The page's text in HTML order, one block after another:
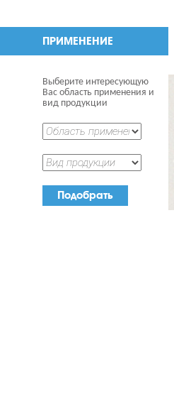
ПРИМЕНЕНИЕ
Выберите интересующую
Вас область применения и
вид продукции